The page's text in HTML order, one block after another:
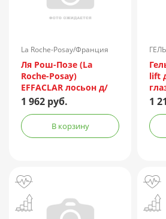
La Roche-Posay/Франция
Ля Рош-Позе (La
Roche-Posay)
EFFACLAR лосьон д/
сужения пор с
микроотшелушивающий
эффектом 200мл №2
1 962 руб.
В корзину
lift
1